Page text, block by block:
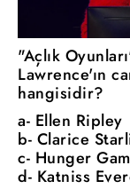
"Açlık
Lawrence'ın
hangisidir?
a- Ellen Ripley
b- Clarice
c- Hunger
d- Katniss